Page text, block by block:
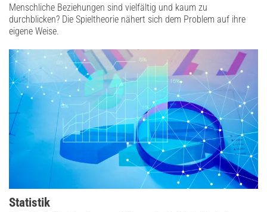
Menschliche Beziehungen sind vielfältig und kaum zu
durchblicken? Die Spieltheorie nähert sich dem Problem auf ihre
eigene Weise.
Statistik